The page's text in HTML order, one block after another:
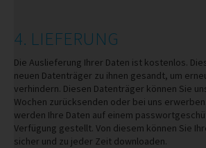
4. LIEFERUNG
Die Auslieferung Ihrer Daten ist kostenlos.
neuen Datenträger zu ihnen gesandt, um
verhindern. Diesen Datenträger können Sie
Wochen zurücksenden oder bei uns
werden Ihre Daten auf einem
Verfügung gestellt. Von diesem können Sie
sicher und zu jeder Zeit downloaden.